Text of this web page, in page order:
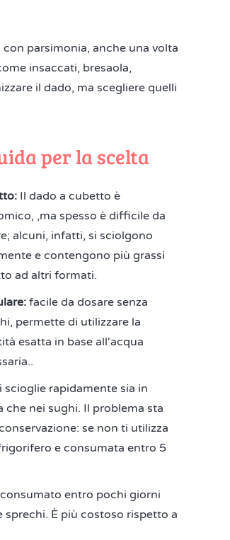
parsimonia, anche una volta
insaccati, bresaola,
il dado, ma scegliere quelli
per la scelta
Il dado a cubetto è
,ma spesso è difficile da
alcuni, infatti, si sciolgono
e contengono più grassi
ad altri formati.
facile da dosare senza
permette di utilizzare la
esatta in base all'acqua
scioglie rapidamente sia in
che nei sughi. Il problema sta
se non ti utilizza
e consumata entro 5
entro pochi giorni
È più costoso rispetto a